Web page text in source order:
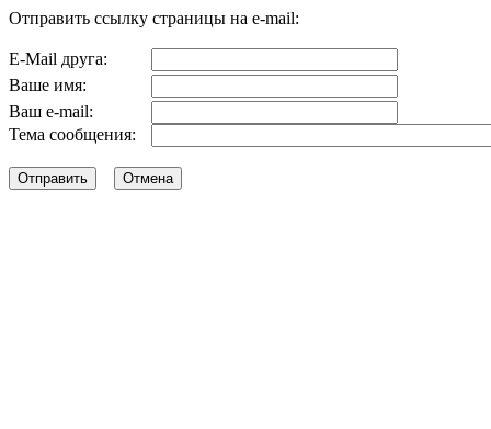
Отправить ссылку страницы на e-mail:
E-Mail друга:
Ваше имя:
Ваш e-mail:
Тема сообщения: